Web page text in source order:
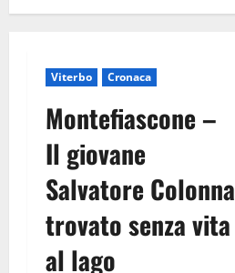
Viterbo Cronaca
Montefiascone –
Il giovane
Salvatore Colonna
trovato senza vita
al lago